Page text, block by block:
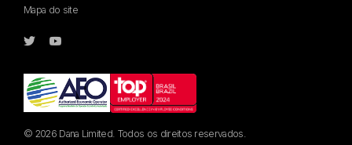
Mapa do site
© 2026 Dana Limited. Todos os direitos reservados.